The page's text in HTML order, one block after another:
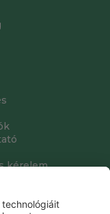
kérelem